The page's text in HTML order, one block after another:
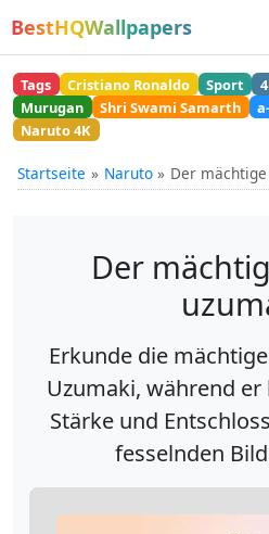
BestHQWallpapers
Tags Cristiano Ronaldo Sport
Murugan
Shri Swami Samarth
Naruto 4K
Startseite Naruto Der
Der
Erkunde die
Uzumaki, während
Stärke und
fesselnden